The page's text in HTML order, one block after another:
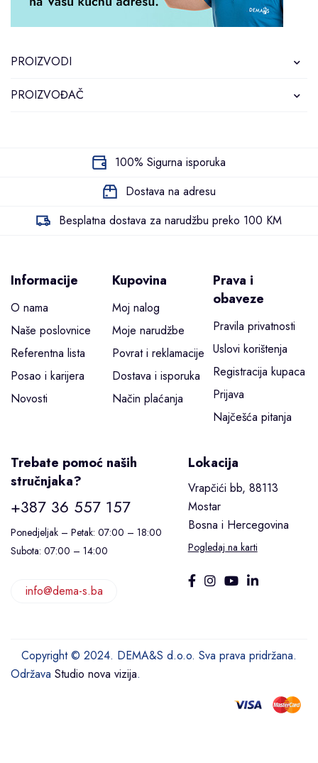
PROIZVODI
PROIZVOĐAČ
100% Sigurna isporuka
Dostava na adresu
Besplatna dostava za narudžbu preko 100 KM
Informacije
O nama
Naše poslovnice
Referentna lista
Posao i karijera
Novosti
Kupovina
Moj nalog
Moje narudžbe
Povrat i reklamacije
Dostava i isporuka
Način plaćanja
Prava i
obaveze
Pravila privatnosti
Uslovi korištenja
Registracija kupaca
Prijava
Najčešća pitanja
Trebate pomoć naših
stručnjaka?
+387 36 557 157
Ponedjeljak – Petak: 07:00 – 18:00
Subota: 07:00 – 14:00
info@dema-s.ba
Lokacija
Vrapčići bb, 88113
Mostar
Bosna i Hercegovina
Pogledaj na karti
Copyright © 2024. DEMA&S d.o.o. Sva prava pridržana.
Održava Studio nova vizija.